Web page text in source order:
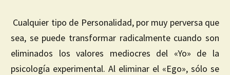
Cualquier tipo de Personalidad, por muy perversa que
sea, se puede transformar radicalmente cuando son
eliminados los valores mediocres del «Yo» de la
psicología experimental. Al eliminar el «Ego», sólo se